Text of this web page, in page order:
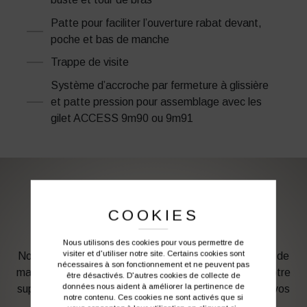
Patte pour faciliter l’ouverture rabat devant,
poche et bas de manche
Trappe de visite
Système d’accroche par fermeture à glissière
et patte pression pour assemblage avec les
gilet ACCESS 9m90 ou 9m91
TRAVAIL
Notre graphiste connait les produits et les techniques de
marquage. Elle sera à votre service afin d’optimiser votre
support en fonction des contraintes techniques et de vos
COOKIES
Nous utilisons des cookies pour vous permettre de
visiter et d'utiliser notre site. Certains cookies sont
nécessaires à son fonctionnement et ne peuvent pas
être désactivés. D'autres cookies de collecte de
données nous aident à améliorer la pertinence de
notre contenu. Ces cookies ne sont activés que si